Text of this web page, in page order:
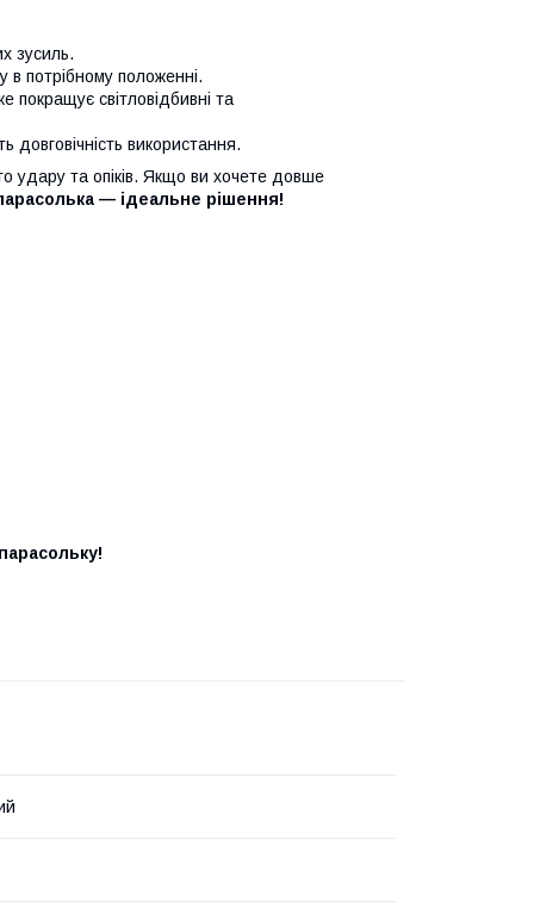
зусиль.
в потрібному положенні.
покращує світловідбивні та
довговічність використання.
удару та опіків. Якщо ви хочете довше
— ідеальне рішення!